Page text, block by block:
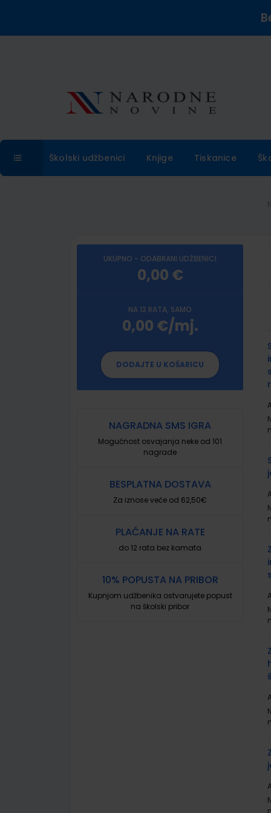
Školski udžbenici Knjige Tiskanice
UKUPNO - ODABRANI UDŽBENICI
0,00 €
NA 12 RATA, SAMO
0,00 €/mj.
DODAJTE U KOŠARICU
NAGRADNA SMS IGRA
Mogućnost osvajanja neke od 101
nagrade
BESPLATNA DOSTAVA
Za iznose veće od 62,50€
PLAĆANJE NA RATE
do 12 rata bez kamata
10% POPUSTA NA PRIBOR
Kupnjom udžbenika ostvarujete popust
na školski pribor